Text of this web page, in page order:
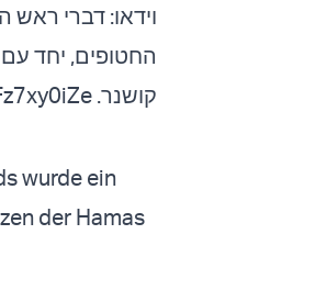
וידאו: דברי
החטופים, יחד
קושנר.
wurde ein
der Hamas